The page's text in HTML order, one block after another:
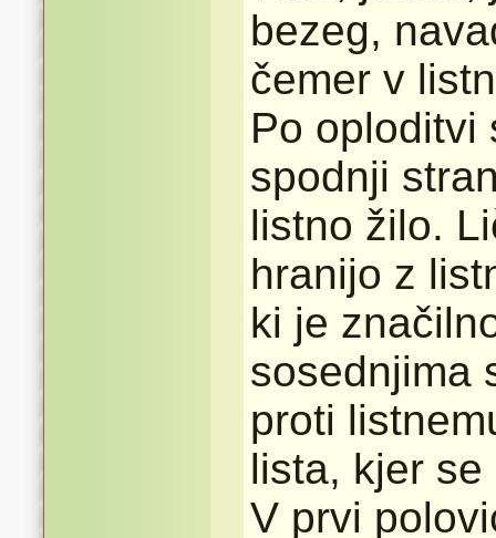
bezeg,
čemer v
Po oploditvi
spodnji
listno žilo.
hranijo z
ki je
sosednjima
proti
lista, kjer
V prvi